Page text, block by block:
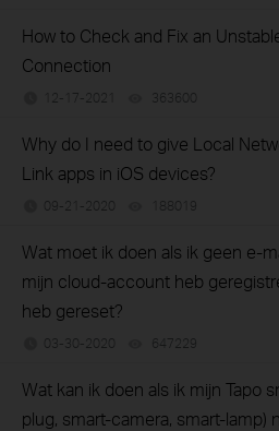
How to Check and Fix an
Connection
12-17-2021 363600
Why do I need to give Local
Link apps in iOS devices?
09-21-2020 188019
Wat moet ik doen als ik geen e-
mijn cloud-account heb
heb gereset?
03-30-2020 647229
Wat kan ik doen als ik mijn Tapo
plug, smart-camera, smart-lamp)